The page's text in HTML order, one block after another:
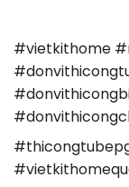
#vietkithome